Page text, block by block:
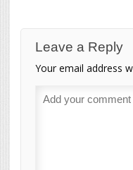
Leave a Reply
Your email address